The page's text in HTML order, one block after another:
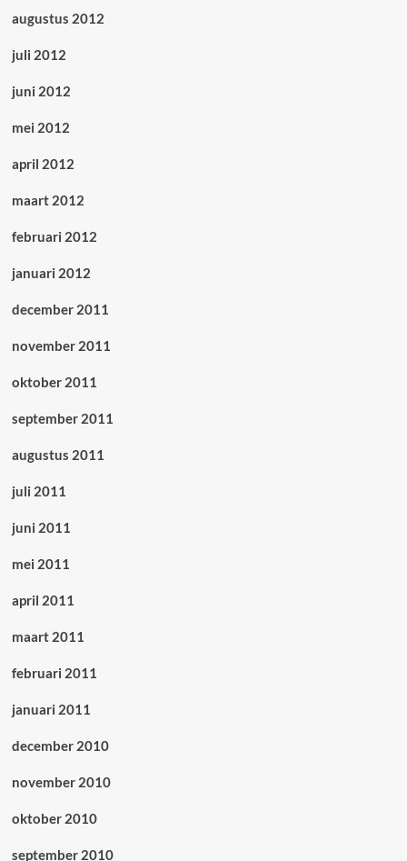
augustus 2012
juli 2012
juni 2012
mei 2012
april 2012
maart 2012
februari 2012
januari 2012
december 2011
november 2011
oktober 2011
september 2011
augustus 2011
juli 2011
juni 2011
mei 2011
april 2011
maart 2011
februari 2011
januari 2011
december 2010
november 2010
oktober 2010
september 2010